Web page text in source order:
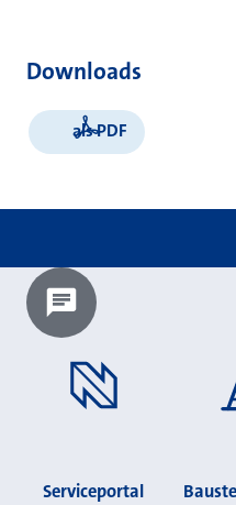
Downloads
als PDF
Chatbot laden?
Serviceportal